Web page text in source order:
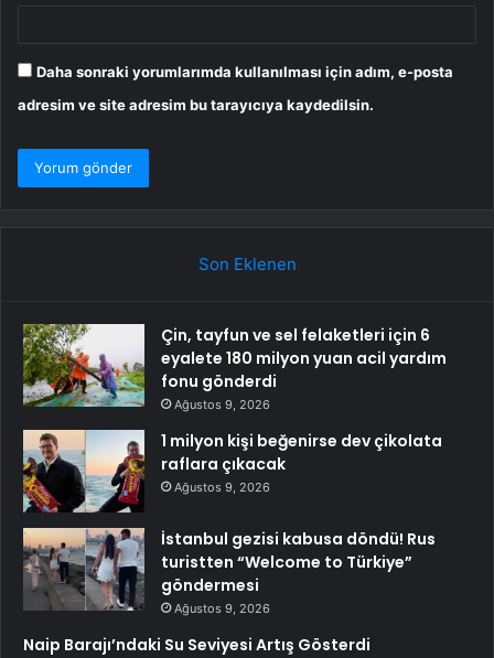
Daha sonraki yorumlarımda kullanılması için adım, e-posta
adresim ve site adresim bu tarayıcıya kaydedilsin.
Son Eklenen
Çin, tayfun ve sel felaketleri için 6
eyalete 180 milyon yuan acil yardım
fonu gönderdi
Ağustos 9, 2026
1 milyon kişi beğenirse dev çikolata
raflara çıkacak
Ağustos 9, 2026
İstanbul gezisi kabusa döndü! Rus
turistten “Welcome to Türkiye”
göndermesi
Ağustos 9, 2026
Naip Barajı’ndaki Su Seviyesi Artış Gösterdi